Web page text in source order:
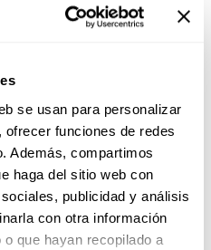
se usan para personalizar
funciones de redes
Además, compartimos
haga del sitio web con
publicidad y análisis
con otra información
que hayan recopilado a